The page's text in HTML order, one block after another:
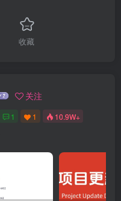
收藏
关注
1 1 10.9W+